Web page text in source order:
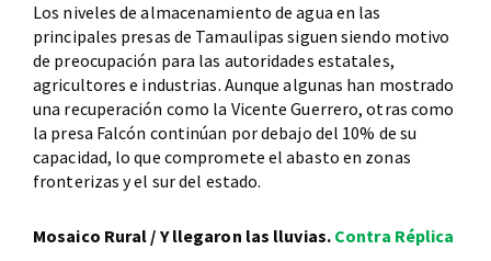
Los niveles de almacenamiento de agua en las
principales presas de Tamaulipas siguen siendo motivo
de preocupación para las autoridades estatales,
agricultores e industrias. Aunque algunas han mostrado
una recuperación como la Vicente Guerrero, otras como
la presa Falcón continúan por debajo del 10% de su
capacidad, lo que compromete el abasto en zonas
fronterizas y el sur del estado.
Mosaico Rural / Y llegaron las lluvias. Contra Réplica